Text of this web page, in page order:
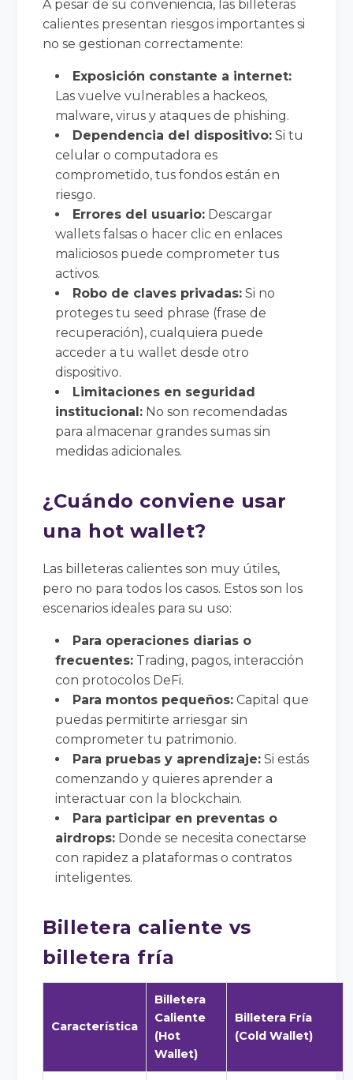
A pesar de su conveniencia, las billeteras
calientes presentan riesgos importantes si
no se gestionan correctamente:
Exposición constante a internet:
Las vuelve vulnerables a hackeos,
malware, virus y ataques de phishing.
Dependencia del dispositivo: Si tu
celular o computadora es
comprometido, tus fondos están en
riesgo.
Errores del usuario: Descargar
wallets falsas o hacer clic en enlaces
maliciosos puede comprometer tus
activos.
Robo de claves privadas: Si no
proteges tu seed phrase (frase de
recuperación), cualquiera puede
acceder a tu wallet desde otro
dispositivo.
Limitaciones en seguridad
institucional: No son recomendadas
para almacenar grandes sumas sin
medidas adicionales.
¿Cuándo conviene usar
una hot wallet?
Las billeteras calientes son muy útiles,
pero no para todos los casos. Estos son los
escenarios ideales para su uso:
Para operaciones diarias o
frecuentes: Trading, pagos, interacción
con protocolos DeFi.
Para montos pequeños: Capital que
puedas permitirte arriesgar sin
comprometer tu patrimonio.
Para pruebas y aprendizaje: Si estás
comenzando y quieres aprender a
interactuar con la blockchain.
Para participar en preventas o
airdrops: Donde se necesita conectarse
con rapidez a plataformas o contratos
inteligentes.
Billetera caliente vs
billetera fría
Característica
Billetera
Caliente
(Hot
Wallet)
Billetera Fría
(Cold Wallet)